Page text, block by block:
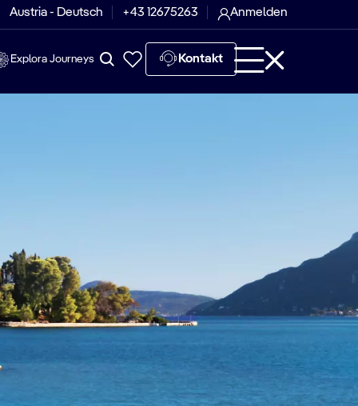
Austria - Deutsch +43 12675263 Anmelden
Explora Journeys Kontakt